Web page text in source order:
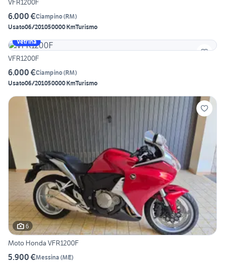
VFR1200F
6.000 €Ciampino(RM)
Usato06/201050000 KmTurismo
Vetrina
VFR1200F
6.000 €Ciampino(RM)
Usato06/201050000 KmTurismo
6
Moto Honda VFR1200F
5.900 €Messina (ME)